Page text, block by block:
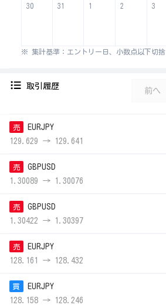
30 31 1 2 3
※ 集計基準：エントリー日、小数点以下切捨
取引履歴
前へ
売
EURJPY
129.629 → 129.641
売
GBPUSD
1.30089 → 1.30076
売
GBPUSD
1.30422 → 1.30397
売
EURJPY
128.161 → 128.432
買
EURJPY
128.158 → 128.246